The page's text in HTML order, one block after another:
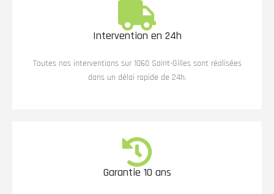
Intervention en 24h
Toutes nos interventions sur 1060 Saint-Gilles sont réalisées
dans un délai rapide de 24h.
Garantie 10 ans